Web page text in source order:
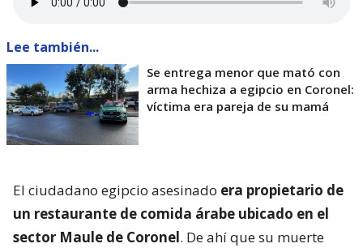
Lee también...
Se entrega menor que mató con
arma hechiza a egipcio en Coronel:
víctima era pareja de su mamá
El ciudadano egipcio asesinado era propietario de
un restaurante de comida árabe ubicado en el
sector Maule de Coronel. De ahí que su muerte